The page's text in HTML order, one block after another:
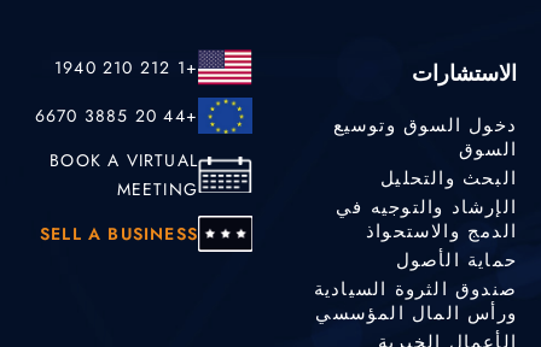
الاستشارات
دخول السوق وتوسيع
السوق
البحث والتحليل
الإرشاد والتوجيه في
الدمج والاستحواذ
حماية الأصول
صندوق الثروة السيادية
ورأس المال المؤسسي
+1 212 210 1940
+44 20 3885 6670
BOOK A VIRTUAL
MEETING
SELL A BUSINESS